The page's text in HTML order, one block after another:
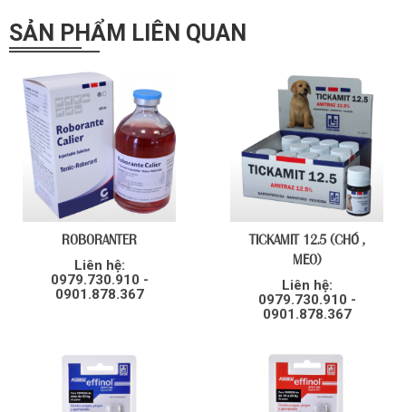
SẢN PHẨM LIÊN QUAN
ROBORANTER
Liên hệ:
0979.730.910 -
0901.878.367
TICKAMIT 12.5 (CHÓ ,
MÈO)
Liên hệ:
0979.730.910 -
0901.878.367